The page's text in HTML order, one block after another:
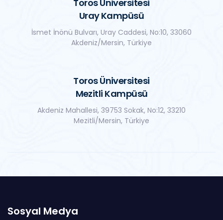
Toros Üniversitesi
Uray Kampüsü
İsmet İnönü Bulvarı, Uray Caddesi, No:10, 33060
Akdeniz/Mersin, Türkiye
Toros Üniversitesi
Mezitli Kampüsü
Akdeniz Mahallesi, 39753 Sokak, No:12, 33210
Mezitli/Mersin, Türkiye
Sosyal Medya